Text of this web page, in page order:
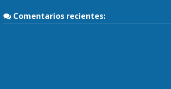
Comentarios recientes: